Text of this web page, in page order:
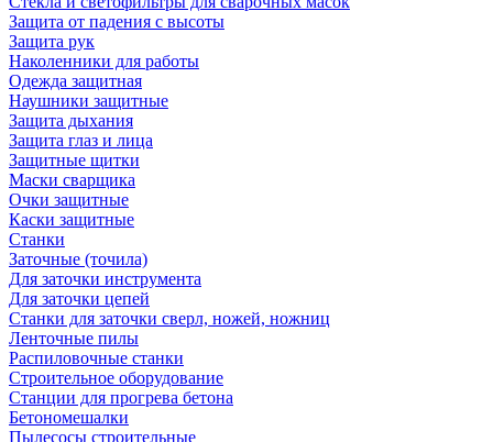
Защита от падения с высоты
Защита рук
Наколенники для работы
Одежда защитная
Наушники защитные
Защита дыхания
Защита глаз и лица
Защитные щитки
Маски сварщика
Очки защитные
Каски защитные
Станки
Заточные (точила)
Для заточки инструмента
Для заточки цепей
Станки для заточки сверл, ножей, ножниц
Ленточные пилы
Распиловочные станки
Строительное оборудование
Станции для прогрева бетона
Бетономешалки
Пылесосы строительные